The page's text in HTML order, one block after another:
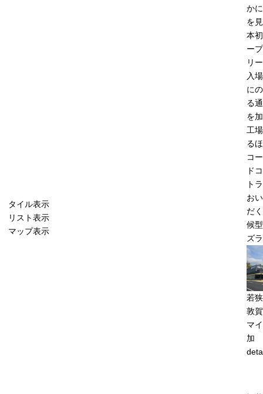
タイル表示
リスト表示
マップ表示
か
を
本
ー
リ
入
に
る
を
工
る
コ
ド
ト
お
だ
候
ズ
若
敦
マ
加